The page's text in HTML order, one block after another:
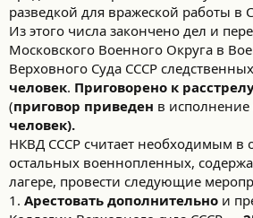
разведкой для вражеской работы в
Из этого числа закончено дел и
Московского Военного Округа в
Верховного Суда СССР
человек. Приговорено к
(приговор приведен в
человек).
НКВД СССР считает необходимым в
остальных военнопленных,
лагере, провести следующие
1. Арестовать дополнительно и